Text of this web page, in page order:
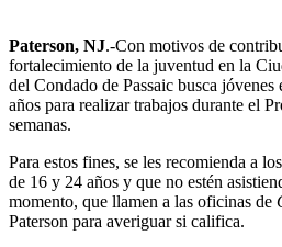
Paterson, NJ.-Con motivos de
fortalecimiento de la juventud en la
del Condado de Passaic busca jóvenes
años para realizar trabajos durante el
semanas.
Para estos fines, se les recomienda a
de 16 y 24 años y que no estén
momento, que llamen a las oficinas de
Paterson para averiguar si califica.